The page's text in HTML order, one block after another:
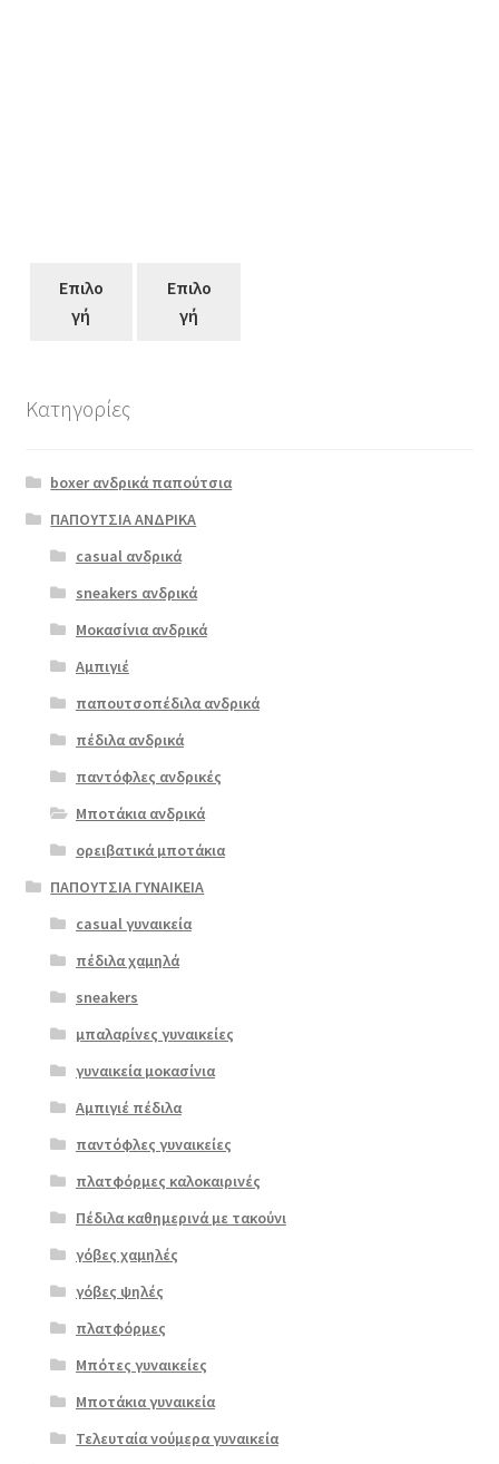
Επιλο
γή
Επιλο
γή
softies 5565
μαύρο
ΠΡΟΣΦΟΡΆ!
109.00
Original
price
€109.00.
€ 87.00Η
τρέχουσα
είναι:
€87.00.
Επιλο
προϊόν
έχει
πολλαπλές
επιλογές
μπορούν
επιλεγούν
στη
σελίδα
προϊόντος
Κατηγορίες
boxer ανδρικά παπούτσια
ΠΑΠΟΥΤΣΙΑ ΑΝΔΡΙΚΑ
casual ανδρικά
sneakers ανδρικά
Μοκασίνια ανδρικά
Αμπιγιέ
παπουτσοπέδιλα ανδρικά
πέδιλα ανδρικά
παντόφλες ανδρικές
Μποτάκια ανδρικά
ορειβατικά μποτάκια
ΠΑΠΟΥΤΣΙΑ ΓΥΝΑΙΚΕΙΑ
casual γυναικεία
πέδιλα χαμηλά
sneakers
μπαλαρίνες γυναικείες
γυναικεία μοκασίνια
Αμπιγιέ πέδιλα
παντόφλες γυναικείες
πλατφόρμες καλοκαιρινές
Πέδιλα καθημερινά με τακούνι
γόβες χαμηλές
γόβες ψηλές
πλατφόρμες
Μπότες γυναικείες
Μποτάκια γυναικεία
Τελευταία νούμερα γυναικεία